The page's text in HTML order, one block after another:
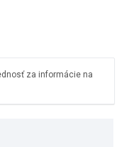
za informácie na